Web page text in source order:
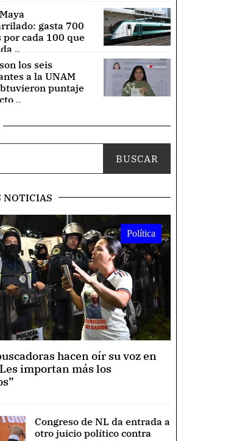
gasta 700
por cada 100 que
..
los seis
a la UNAM
puntaje
..
NOTICIAS
Política
hacen oír su voz en
importan más los
Congreso de NL da entrada a
otro juicio político contra